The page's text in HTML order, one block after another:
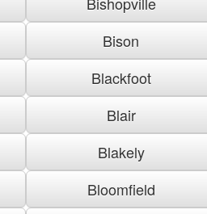
Bison
Blackfoot
Blair
Blakely
Bloomfield